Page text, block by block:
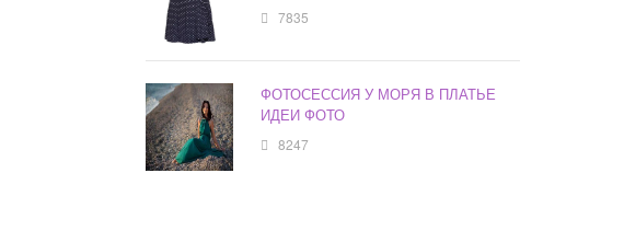
7835
ФОТОСЕССИЯ У МОРЯ В ПЛАТЬЕ
ИДЕИ ФОТО
8247